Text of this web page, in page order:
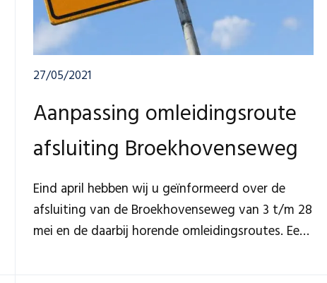
andere handhavende instanties.
27/05/2021
Aanpassing omleidingsroute
afsluiting Broekhovenseweg
Eind april hebben wij u geïnformeerd over de
afsluiting van de Broekhovenseweg van 3 t/m 28
mei en de daarbij horende omleidingsroutes. Een